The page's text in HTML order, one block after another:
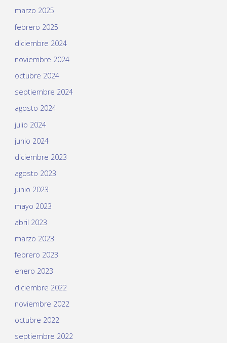
marzo 2025
febrero 2025
diciembre 2024
noviembre 2024
octubre 2024
septiembre 2024
agosto 2024
julio 2024
junio 2024
diciembre 2023
agosto 2023
junio 2023
mayo 2023
abril 2023
marzo 2023
febrero 2023
enero 2023
diciembre 2022
noviembre 2022
octubre 2022
septiembre 2022